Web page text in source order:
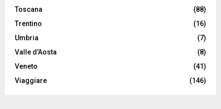
Toscana
(88)
Trentino
(16)
Umbria
(7)
Valle d'Aosta
(8)
Veneto
(41)
Viaggiare
(146)